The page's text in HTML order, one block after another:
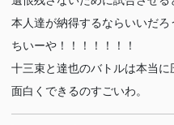
本人達が納得するならいいだ
ちいーや！！！！！！！
十三束と達也のバトルは本当
面白くできるのすごいわ。